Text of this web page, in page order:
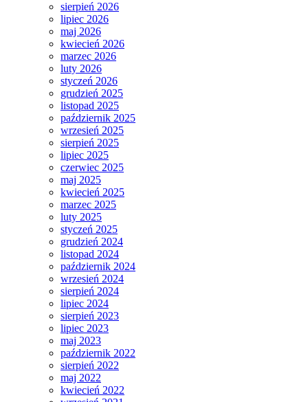
sierpień 2026
lipiec 2026
maj 2026
kwiecień 2026
marzec 2026
luty 2026
styczeń 2026
grudzień 2025
listopad 2025
październik 2025
wrzesień 2025
sierpień 2025
lipiec 2025
czerwiec 2025
maj 2025
kwiecień 2025
marzec 2025
luty 2025
styczeń 2025
grudzień 2024
listopad 2024
październik 2024
wrzesień 2024
sierpień 2024
lipiec 2024
sierpień 2023
lipiec 2023
maj 2023
październik 2022
sierpień 2022
maj 2022
kwiecień 2022